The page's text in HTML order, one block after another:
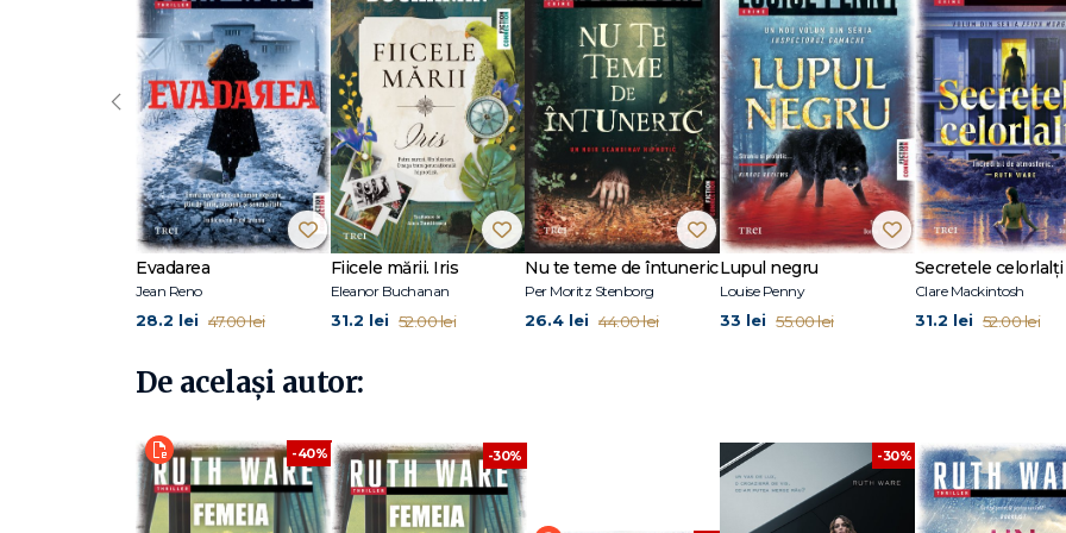
„Ruth Ware face ce știe ea cel mai bine: oferă un mediu familiar de mystery cu ușile închise și lasă tensiunea și suspiciunea la
când ating punctul culminant." - Kirkus Reviews
Ruth Ware (n. 1977) a crescut în Sussex, pe coasta de sud a Angliei. Înainte să se apuce de scris, a avut meserii dintre cele mai
chelneriță, librăreasă, profesoară de engleză și PR manager. Romanul ei de debut, Într-o pădure întunecată, a fost publicat în
țări și a devenit bestseller New York Times și Sunday Times. A fost nominalizat la British Book Industry Awards, secțiunea debut, şi
să fie ecranizat de New Line Cinema.
Drepturile de ecranizare pentru televiziune ale celui de-al doilea roman, Jocul minciunii, au fost achiziţionate de Entertainment
parteneriat cu Gotham Group, iar Femeia din cabina 10 a devenit bestseller Sunday Times și New York Times, drepturile de
achiziționate de CBS Films. O puteţi urmări pe www.ruthware.com.
La Editura Trei au apărut romanele Într-o pădure întunecată, Jocul minciunii, Femeia din cabina 10, Moartea doamnei Westaway.
Evadarea
Jean Reno
28.2 lei 47.00 lei
Fiicele mării. Iris
Eleanor Buchanan
31.2 lei 52.00 lei
Nu te teme de întuneric
Per Moritz Stenborg
26.4 lei 44.00 lei
Lupul negru
Louise Penny
33 lei 55.00 lei
Secretele celorlalți
Clare Mackintosh
31.2 lei 52.00 lei
‹
De același autor:
-40% -30% -30%